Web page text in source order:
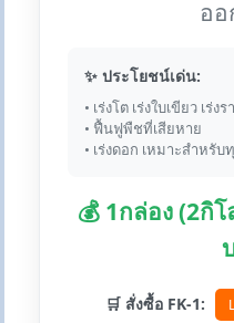
อ
✨ ประโยชน์เด่น:
• เร่งโต เร่งใบเขียว เร่งร
• ฟื้นฟูพืชที่เสียหาย
• เร่งดอก เหมาะสำหรั
💰 1กล่อง (2กิ
🛒 สั่งซื้อ FK-1: